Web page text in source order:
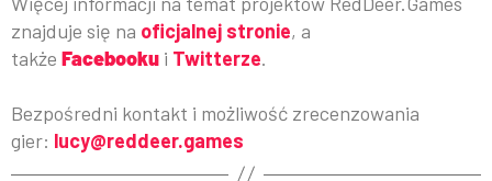
znajduje się na oficjalnej stronie, a
także Facebooku i Twitterze.
Bezpośredni kontakt i możliwość zrecenzowania
gier: lucy@reddeer.games